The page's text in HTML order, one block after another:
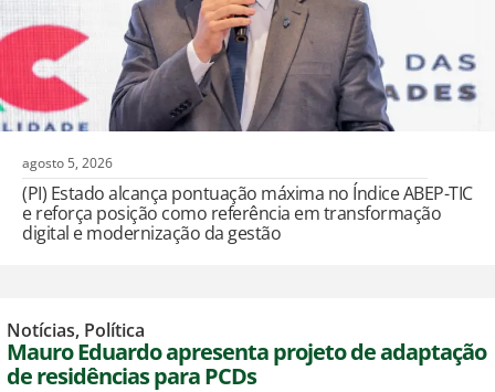
agosto 5, 2026
(PI) Estado alcança pontuação máxima no Índice ABEP-TIC
e reforça posição como referência em transformação
digital e modernização da gestão
Notícias, Política
Mauro Eduardo apresenta projeto de adaptação
de residências para PCDs